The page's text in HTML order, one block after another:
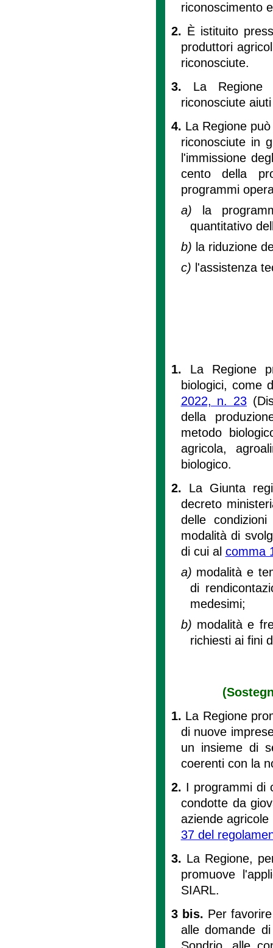
riconoscimento
2. È istituito
produttori
riconosciute.
3. La Regione
riconosciute
4. La Regione
riconosciute in
l'immissione
cento della
programmi
a)
la
quantitativo
b) la riduzione
c) l'assistenza
1. La Regione
biologici, come
2022, n. 23
della
metodo
agricola,
biologico.
2. La Giunta
decreto
delle
modalità di
di cui al comma
a) modalità e
di
medesimi;
b) modalità e
richiesti ai fini
1. La Regione
di nuove
un insieme di
coerenti con la
2. I programmi di
condotte da
aziende
37 del
3. La Regione,
promuove
SIARL.
3 bis. Per
alle domande